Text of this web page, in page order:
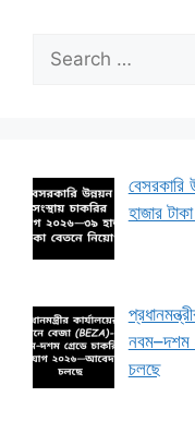
for:
হাজার
নবম–দশম
চলছে